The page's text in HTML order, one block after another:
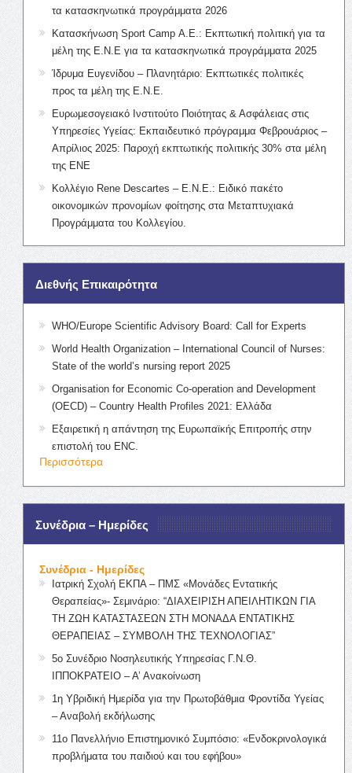
τα κατασκηνωτικά προγράμματα 2026
Κατασκήνωση Sport Camp Α.Ε.: Εκπτωτική πολιτική για τα
μέλη της Ε.Ν.Ε για τα κατασκηνωτικά προγράμματα 2025
Ίδρυμα Ευγενίδου – Πλανητάριο: Εκπτωτικές πολιτικές
προς τα μέλη της Ε.Ν.Ε.
Ευρωμεσογειακό Ινστιτούτο Ποιότητας & Ασφάλειας στις
Υπηρεσίες Υγείας: Εκπαιδευτικό πρόγραμμα Φεβρουάριος –
Απρίλιος 2025: Παροχή εκπτωτικής πολιτικής 30% στα μέλη
της ΕΝΕ
Κολλέγιο Rene Descartes – Ε.Ν.Ε.: Ειδικό πακέτο
οικονομικών προνομίων φοίτησης στα Μεταπτυχιακά
Προγράμματα του Κολλεγίου.
Διεθνής Επικαιρότητα
WHO/Europe Scientific Advisory Board: Call for Experts
World Health Organization – International Council of Nurses:
State of the world’s nursing report 2025
Organisation for Economic Co-operation and Development
(OECD) – Country Health Profiles 2021: Ελλάδα
Εξαιρετική η απάντηση της Ευρωπαϊκής Επιτροπής στην
επιστολή του ENC.
Περισσότερα
Συνέδρια – Ημερίδες
Συνέδρια - Ημερίδες
Ιατρική Σχολή ΕΚΠΑ – ΠΜΣ «Μονάδες Εντατικής
Θεραπείας»- Σεμινάριο: “ΔΙΑΧΕΙΡΙΣΗ ΑΠΕΙΛΗΤΙΚΩΝ ΓΙΑ
ΤΗ ΖΩΗ ΚΑΤΑΣΤΑΣΕΩΝ ΣΤΗ ΜΟΝΑΔΑ ΕΝΤΑΤΙΚΗΣ
ΘΕΡΑΠΕΙΑΣ – ΣΥΜΒΟΛΗ ΤΗΣ ΤΕΧΝΟΛΟΓΙΑΣ”
5ο Συνέδριο Νοσηλευτικής Υπηρεσίας Γ.Ν.Θ.
ΙΠΠΟΚΡΑΤΕΙΟ – Α’ Ανακοίνωση
1η Υβριδική Ημερίδα για την Πρωτοβάθμια Φροντίδα Υγείας
– Αναβολή εκδήλωσης
11ο Πανελλήνιο Επιστημονικό Συμπόσιο: «Ενδοκρινολογικά
προβλήματα του παιδιού και του εφήβου»